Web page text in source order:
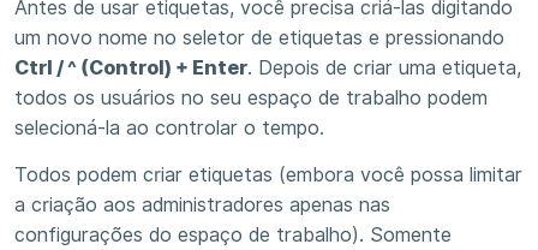
Antes de usar etiquetas, você precisa criá-las digitando
um novo nome no seletor de etiquetas e pressionando
Ctrl / ^ (Control) + Enter. Depois de criar uma etiqueta,
todos os usuários no seu espaço de trabalho podem
selecioná-la ao controlar o tempo.
Todos podem criar etiquetas (embora você possa limitar
a criação aos administradores apenas nas
configurações do espaço de trabalho). Somente